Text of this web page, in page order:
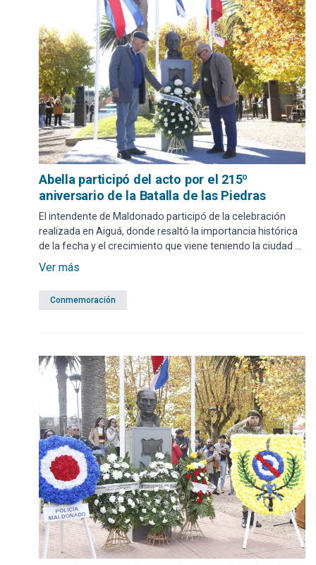
Abella participó del acto por el 215º
aniversario de la Batalla de las Piedras
El intendente de Maldonado participó de la celebración
realizada en Aiguá, donde resaltó la importancia histórica
de la fecha y el crecimiento que viene teniendo la ciudad a
través de sus actividades culturales y turísticas.
Ver más
Conmemoración